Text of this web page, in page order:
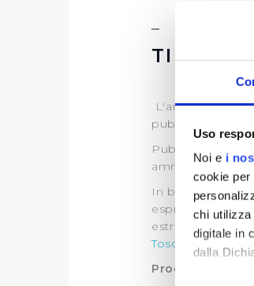
Uso
Noi e i
cookie
chi
digitale in
dalla
L'art.35 del
pubblico
Publiacqua
amministrativo
In base all’art.
espropriativi al
estremi sono
Toscana
per
Procedimenti